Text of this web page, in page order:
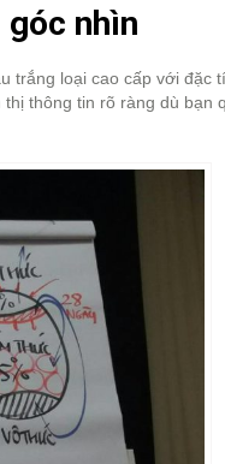
nhìn
trắng loại cao cấp với đặc
thị thông tin rõ ràng dù bạn